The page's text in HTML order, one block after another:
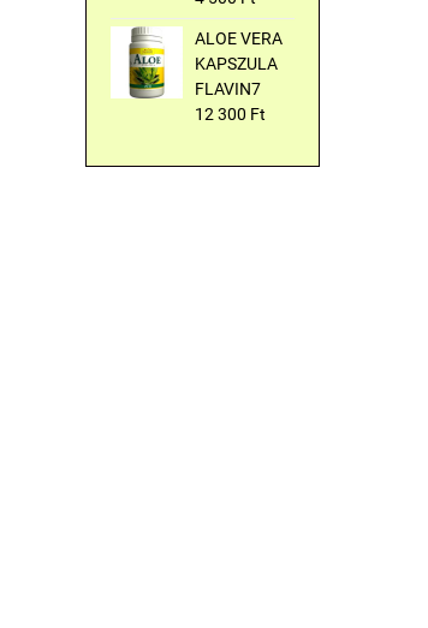
ALOE VERA
KAPSZULA
FLAVIN7
12 300 Ft